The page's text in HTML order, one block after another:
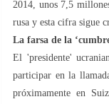
2014, unos 7,5
rusa y esta cifra sigue
La farsa de la
El 'presidente'
participar en la
próximamente en